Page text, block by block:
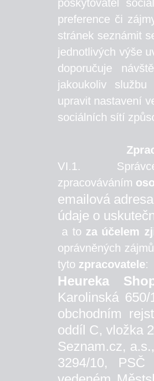
poskytovatel
preference či
stránek seznámit
jednotlivých výše
doporučuje
jakoukoliv
upravit nastavení
sociálních sítí
VI.1. Správce
zpracováváním
emailová
údaje o
a to za účelem
oprávněných
tyto zpracovatele:
Heureka
Karolinská
obchodním
oddíl C, vložka
Seznam.cz,
3294/10,